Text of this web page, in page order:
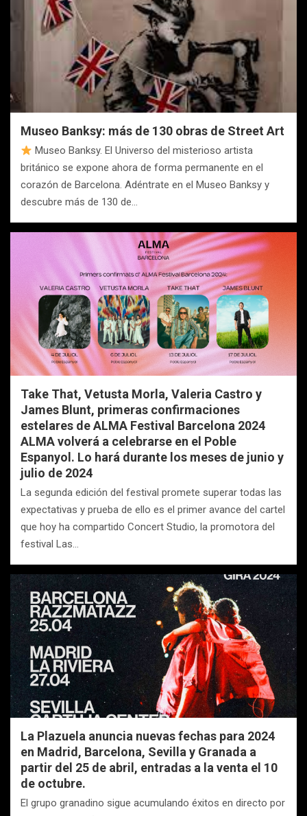
Museo Banksy: más de 130 obras de Street Art
Museo Banksy. El Universo del misterioso artista
británico se expone ahora de forma permanente en el
corazón de Barcelona. Adéntrate en el Museo Banksy y
descubre más de 130 de…
Take That, Vetusta Morla, Valeria Castro y
James Blunt, primeras confirmaciones
estelares de ALMA Festival Barcelona 2024
ALMA volverá a celebrarse en el Poble
Espanyol. Lo hará durante los meses de junio y
julio de 2024
La segunda edición del festival promete superar todas las
expectativas y prueba de ello es el primer avance del cartel
que hoy ha compartido Concert Studio, la promotora del
festival Las…
La Plazuela anuncia nuevas fechas para 2024
en Madrid, Barcelona, Sevilla y Granada a
partir del 25 de abril, entradas a la venta el 10
de octubre.
El grupo granadino sigue acumulando éxitos en directo por